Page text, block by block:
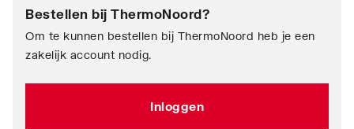
Bestellen bij ThermoNoord?
Om te kunnen bestellen bij ThermoNoord heb je een
zakelijk account nodig.
Inloggen